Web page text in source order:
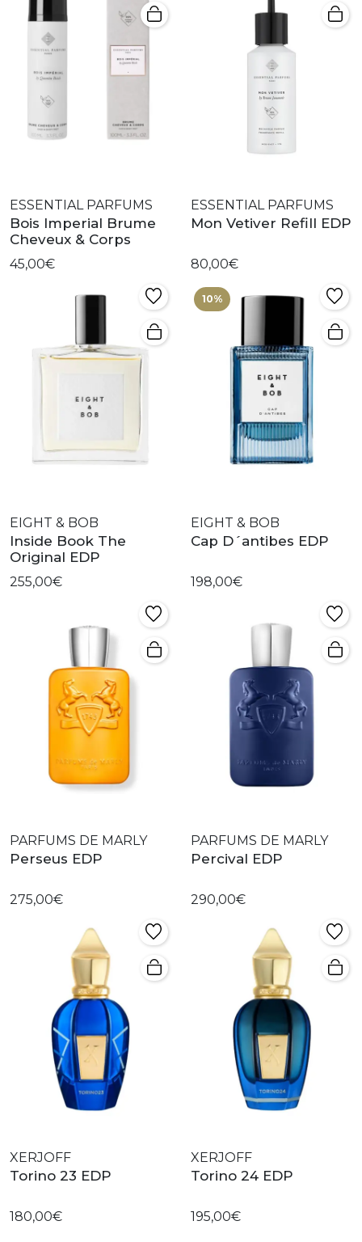
ESSENTIAL PARFUMS
Bois Imperial Brume
Cheveux & Corps
45,00€
ESSENTIAL PARFUMS
Mon Vetiver Refill EDP
80,00€
EIGHT & BOB
Inside Book The
Original EDP
255,00€
10%
EIGHT & BOB
Cap D´antibes EDP
198,00€
PARFUMS DE MARLY
Perseus EDP
275,00€
PARFUMS DE MARLY
Percival EDP
290,00€
XERJOFF
Torino 23 EDP
180,00€
XERJOFF
Torino 24 EDP
195,00€